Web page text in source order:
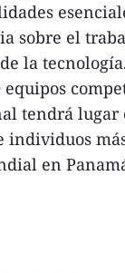
sobre el
la
equipos
tendrá lugar
individuos
en